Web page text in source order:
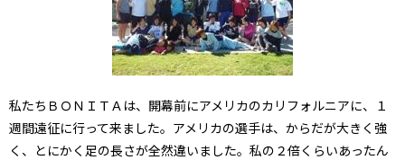
私たちＢＯＮＩＴＡは、開幕前にアメリカのカリフォルニアに、１
週間遠征に行って来ました。アメリカの選手は、からだが大きく強
く、とにかく足の長さが全然違いました。私の２倍くらいあったん